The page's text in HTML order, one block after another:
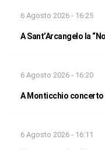
6 Agosto 2026 - 16:25
A Sant’Arcangelo la
6 Agosto 2026 - 16:20
A Monticchio
6 Agosto 2026 - 16:11